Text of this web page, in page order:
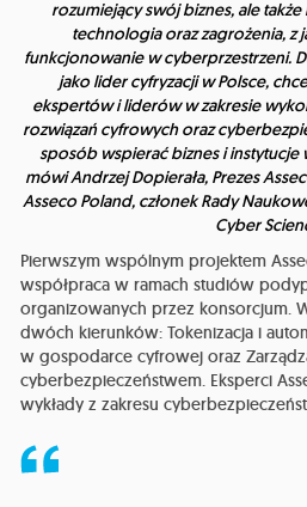
rozumiejący swój biznes, ale
technologia oraz zagrożenia, z
funkcjonowanie w cyberprzestrzeni.
jako lider cyfryzacji w Polsce,
ekspertów i liderów w zakresie
rozwiązań cyfrowych oraz
sposób wspierać biznes i instytucje
mówi Andrzej Dopierała, Prezes
Asseco Poland, członek Rady
Cyber
Pierwszym wspólnym projektem
współpraca w ramach studiów
organizowanych przez konsorcjum.
dwóch kierunków: Tokenizacja i
w gospodarce cyfrowej oraz
cyberbezpieczeństwem. Eksperci
wykłady z zakresu